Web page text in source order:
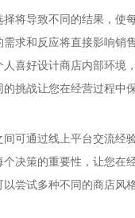
导致不同的结果，使每
和反应将直接影响销售
好设计商店内部环境，
战让您在经营过程中保
通过线上平台交流经验
策的重要性，让您在经
试多种不同的商店风格